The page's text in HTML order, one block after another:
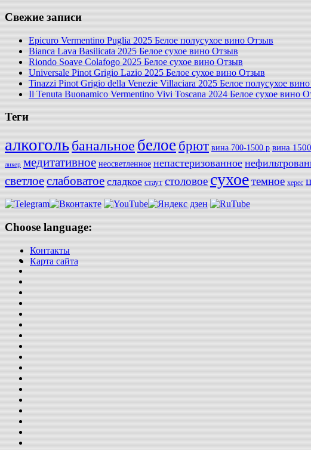
Свежие записи
Epicuro Vermentino Puglia 2025 Белое полусухое вино Отзыв
Bianca Lava Basilicata 2025 Белое сухое вино Отзыв
Riondo Soave Colafogo 2025 Белое сухое вино Отзыв
Universale Pinot Grigio Lazio 2025 Белое сухое вино Отзыв
Tinazzi Pinot Grigio della Venezie Villaciara 2025 Белое полусухое
Il Tenuta Buonamico Vermentino Vivi Toscana 2024 Белое сухое вино
Теги
алкогольбанальное белое брют вина 700-1500 р вина
ликер медитативное неосветленное непастеризованное
светлоеслабоватое сладкое стаут столовое сухоетемное херес
Choose language:
Контакты
Карта сайта